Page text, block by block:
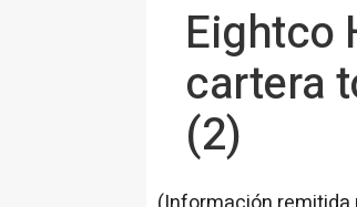
Eightco
cartera
(2)